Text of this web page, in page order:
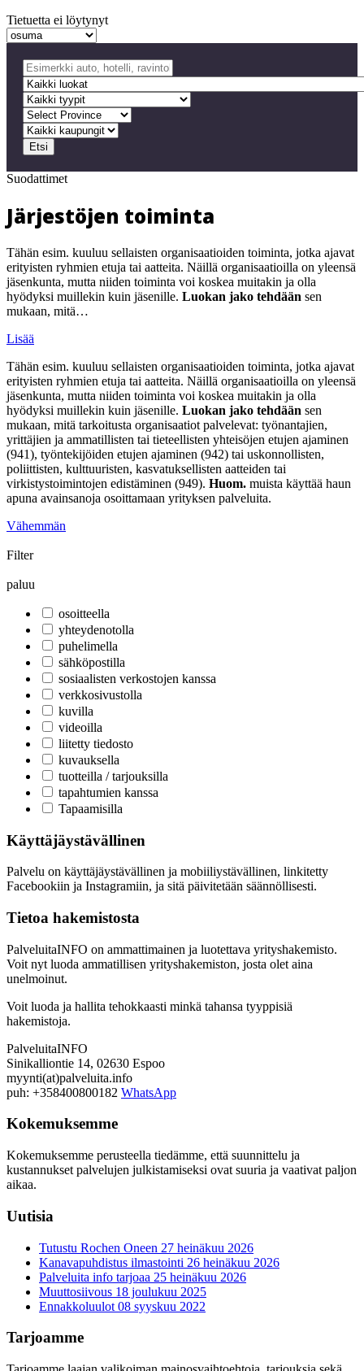
Tietuetta ei löytynyt
Etsi
Suodattimet
Järjestöjen toiminta
Tähän esim. kuuluu sellaisten organisaatioiden toiminta, jotka ajavat
erityisten ryhmien etuja tai aatteita. Näillä organisaatioilla on yleensä
jäsenkunta, mutta niiden toiminta voi koskea muitakin ja olla
hyödyksi muillekin kuin jäsenille. Luokan jako tehdään sen
mukaan, mitä…
Lisää
Tähän esim. kuuluu sellaisten organisaatioiden toiminta, jotka ajavat
erityisten ryhmien etuja tai aatteita. Näillä organisaatioilla on yleensä
jäsenkunta, mutta niiden toiminta voi koskea muitakin ja olla
hyödyksi muillekin kuin jäsenille. Luokan jako tehdään sen
mukaan, mitä tarkoitusta organisaatiot palvelevat: työnantajien,
yrittäjien ja ammatillisten tai tieteellisten yhteisöjen etujen ajaminen
(941), työntekijöiden etujen ajaminen (942) tai uskonnollisten,
poliittisten, kulttuuristen, kasvatuksellisten aatteiden tai
virkistystoimintojen edistäminen (949). Huom. muista käyttää haun
apuna avainsanoja osoittamaan yrityksen palveluita.
Vähemmän
Filter
paluu
osoitteella
yhteydenotolla
puhelimella
sähköpostilla
sosiaalisten verkostojen kanssa
verkkosivustolla
kuvilla
videoilla
liitetty tiedosto
kuvauksella
tuotteilla / tarjouksilla
tapahtumien kanssa
Tapaamisilla
Käyttäjäystävällinen
Palvelu on käyttäjäystävällinen ja mobiiliystävällinen, linkitetty
Facebookiin ja Instagramiin, ja sitä päivitetään säännöllisesti.
Tietoa hakemistosta
PalveluitaINFO on ammattimainen ja luotettava yrityshakemisto.
Voit nyt luoda ammatillisen yrityshakemiston, josta olet aina
unelmoinut.
Voit luoda ja hallita tehokkaasti minkä tahansa tyyppisiä
hakemistoja.
PalveluitaINFO
Sinikalliontie 14, 02630 Espoo
myynti(at)palveluita.info
puh: +358400800182 WhatsApp
Kokemuksemme
Kokemuksemme perusteella tiedämme, että suunnittelu ja
kustannukset palvelujen julkistamiseksi ovat suuria ja vaativat paljon
aikaa.
Uutisia
Tutustu Rochen Oneen 27 heinäkuu 2026
Kanavapuhdistus ilmastointi 26 heinäkuu 2026
Palveluita info tarjoaa 25 heinäkuu 2026
Muuttosiivous 18 joulukuu 2025
Ennakkoluulot 08 syyskuu 2022
Tarjoamme